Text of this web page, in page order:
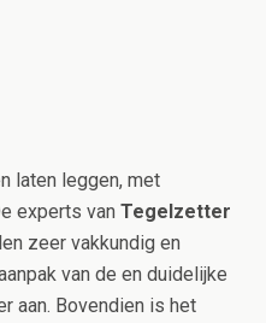
laten leggen, met
experts van Tegelzetter
zeer vakkundig en
van de en duidelijke
aan. Bovendien is het